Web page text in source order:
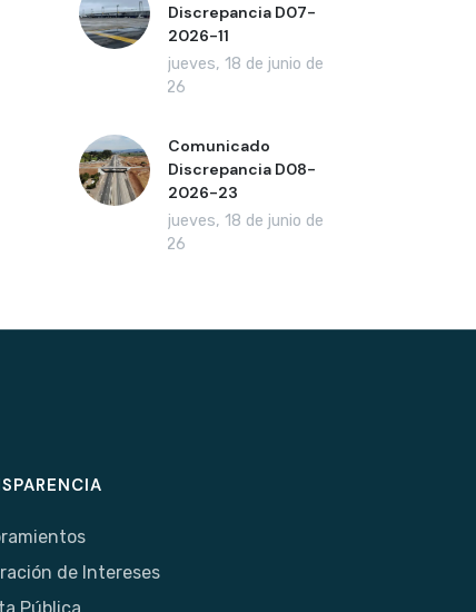
Discrepancia D07-
2026-11
jueves, 18 de junio de
2026
Comunicado
Discrepancia D08-
2026-23
jueves, 18 de junio de
2026
de Intereses
Pública